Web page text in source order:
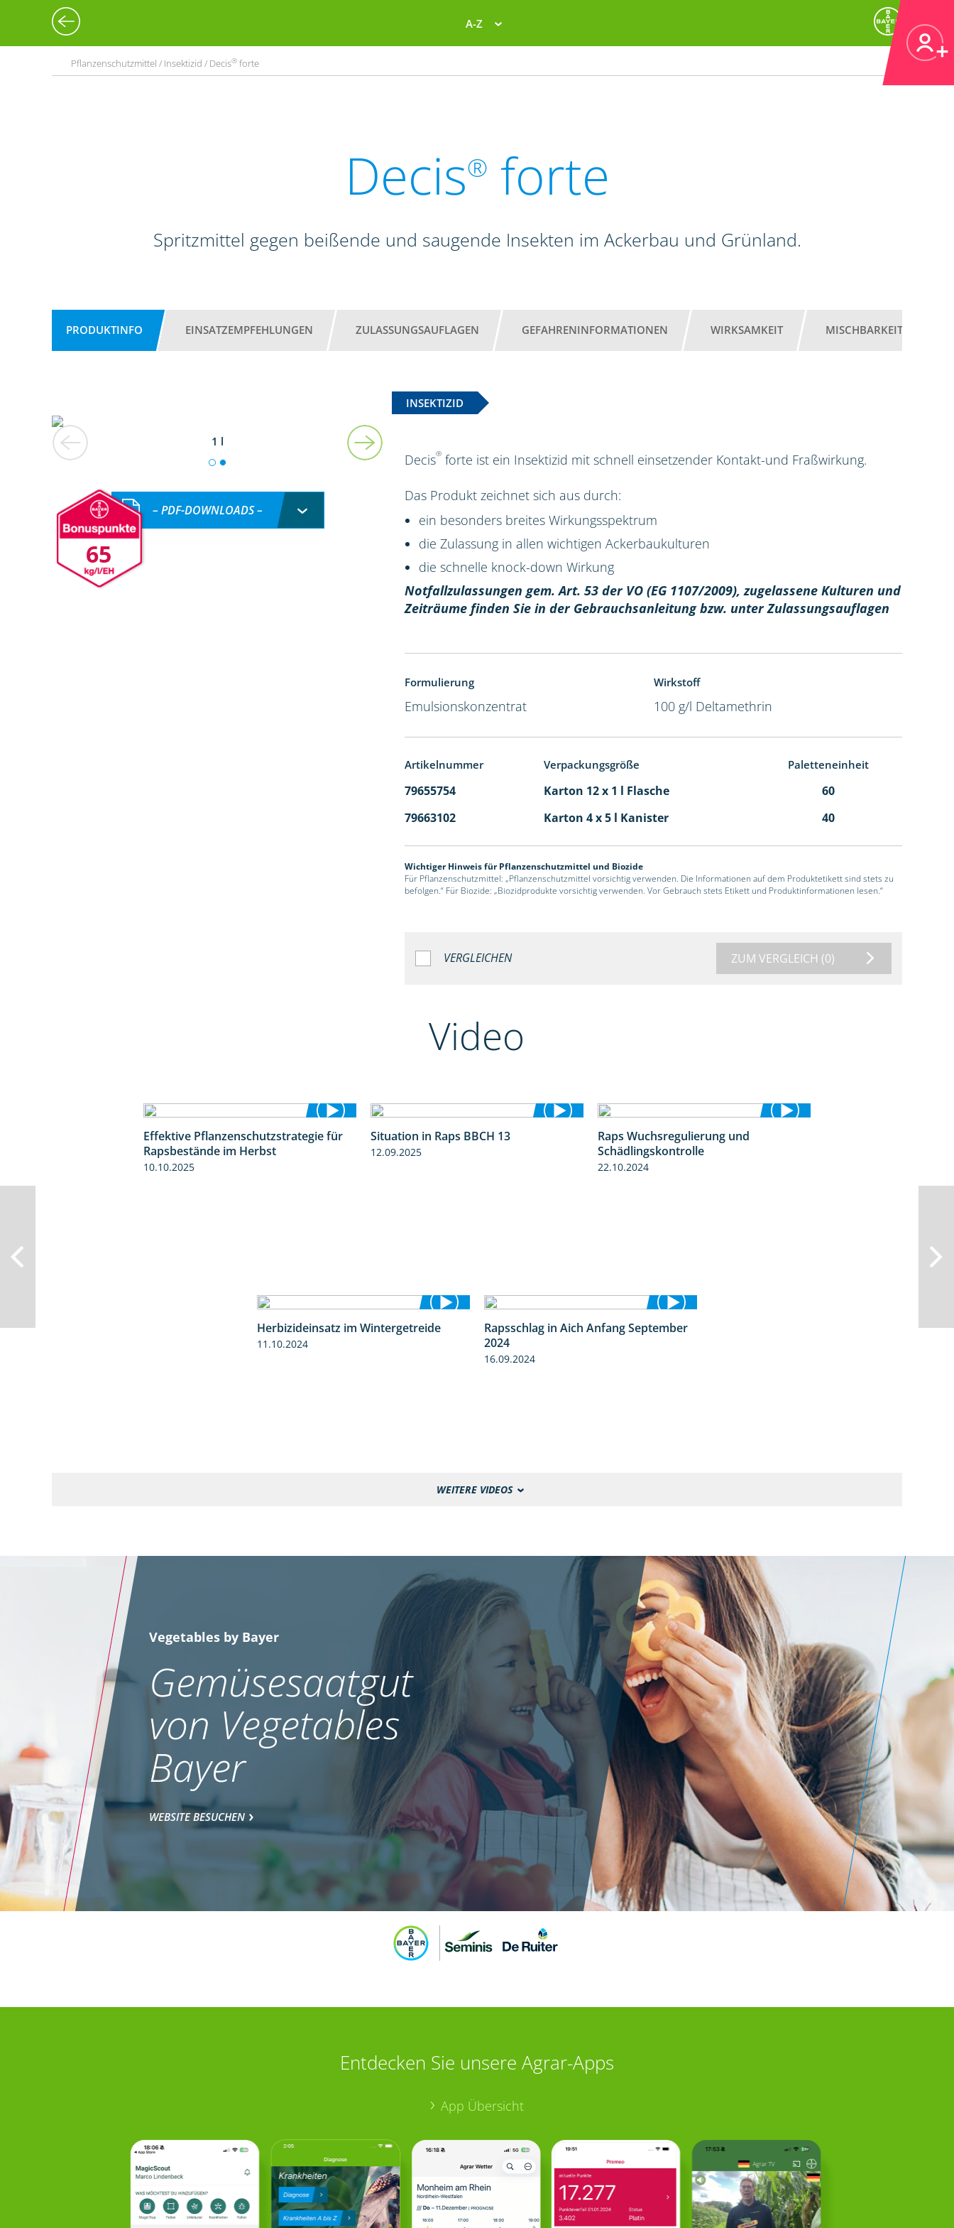
A-Z
Pflanzenschutzmittel / Insektizid / Decis® forte
Decis® forte
Spritzmittel gegen beißende und saugende Insekten im Ackerbau und Grünland.
PRODUKTINFO EINSATZEMPFEHLUNGEN ZULASSUNGSAUFLAGEN GEFAHRENINFORMATIONEN WIRKSAMKEIT MISCHBARKEIT
INSEKTIZID
1 l
65
– PDF-DOWNLOADS –
Decis® forte ist ein Insektizid mit schnell einsetzender Kontakt-und Fraßwirkung.
Das Produkt zeichnet sich aus durch:
ein besonders breites Wirkungsspektrum
die Zulassung in allen wichtigen Ackerbaukulturen
die schnelle knock-down Wirkung
Notfallzulassungen gem. Art. 53 der VO (EG 1107/2009), zugelassene Kulturen und
Zeiträume finden Sie in der Gebrauchsanleitung bzw. unter Zulassungsauflagen
Formulierung
Emulsionskonzentrat
Wirkstoff
100 g/l Deltamethrin
Artikelnummer Verpackungsgröße Paletteneinheit
79655754 Karton 12 x 1 l Flasche
60
79663102
Karton 4 x 5 l Kanister 40
Wichtiger Hinweis für Pflanzenschutzmittel und Biozide
Für Pflanzenschutzmittel: „Pflanzenschutzmittel vorsichtig verwenden. Die Informationen auf dem Produktetikett sind stets zu
befolgen.“ Für Biozide: „Biozidprodukte vorsichtig verwenden. Vor Gebrauch stets Etikett und Produktinformationen lesen.“
VERGLEICHEN ZUM VERGLEICH (0)
Video
3:01
Effektive Pflanzenschutzstrategie für
Rapsbestände im Herbst
10.10.2025
Situation in Raps BBCH 13
12.09.2025
Raps Wuchsregulierung und
Schädlingskontrolle
22.10.2024
2:32
Herbizideinsatz im Wintergetreide
11.10.2024
1:50
Rapsschlag in Aich Anfang September
2024
16.09.2024
WEITERE VIDEOS
Vegetables by Bayer
Gemüsesaatgut
von Vegetables
Bayer
WEBSITE BESUCHEN
Entdecken Sie unsere Agrar-Apps
App Übersicht